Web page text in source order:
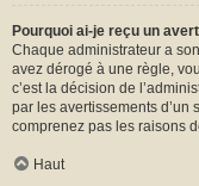
Pourquoi ai-je reçu un
Chaque administrateur a
avez dérogé à une règle,
c’est la décision de
par les avertissements d’un
comprenez pas les raisons
Haut